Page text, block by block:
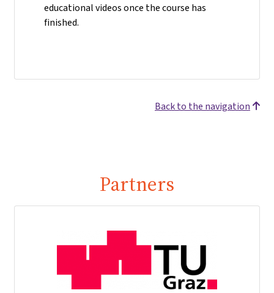
educational videos once the course has
finished.
Back to the navigation
Partners